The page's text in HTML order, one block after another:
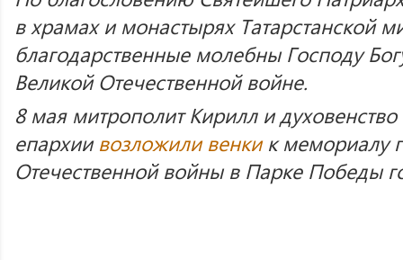
в храмах и монастырях Татарстанской
благодарственные молебны Господу
Великой Отечественной войне.
8 мая митрополит Кирилл и духовенство
епархиивозложили венкик мемориалу
Отечественной войны в Парке Победы